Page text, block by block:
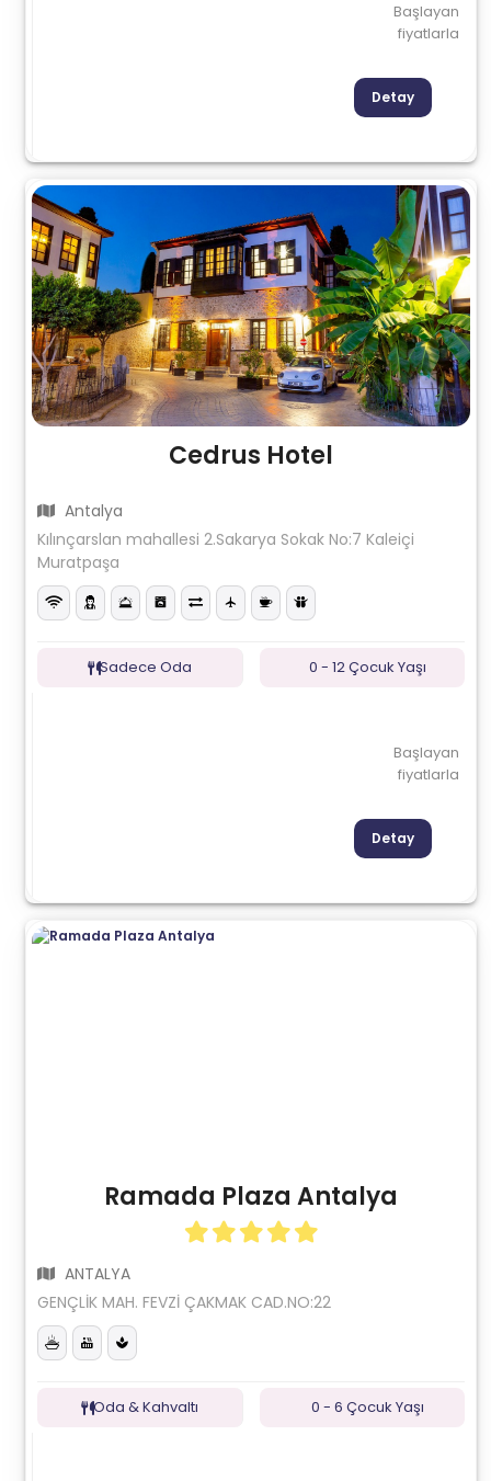
Başlayan
fiyatlarla
Detay
Cedrus Hotel
Antalya
Kılınçarslan mahallesi 2.Sakarya Sokak No:7 Kaleiçi
Muratpaşa
Sadece Oda 0 - 12 Çocuk Yaşı
Başlayan
fiyatlarla
Detay
Ramada Plaza Antalya
ANTALYA
GENÇLİK MAH. FEVZİ ÇAKMAK CAD.NO:22
Oda & Kahvaltı 0 - 6 Çocuk Yaşı